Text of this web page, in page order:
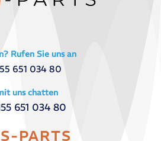
Rufen Sie uns an
651 034 80
uns chatten
651 034 80
S-PARTS